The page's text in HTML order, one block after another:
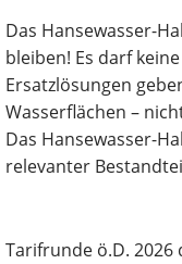
Das Hansewasser-
bleiben! Es darf
Ersatzlösungen
Wasserflächen –
Das Hansewasser-
relevanter
Tarifrunde ö.D.